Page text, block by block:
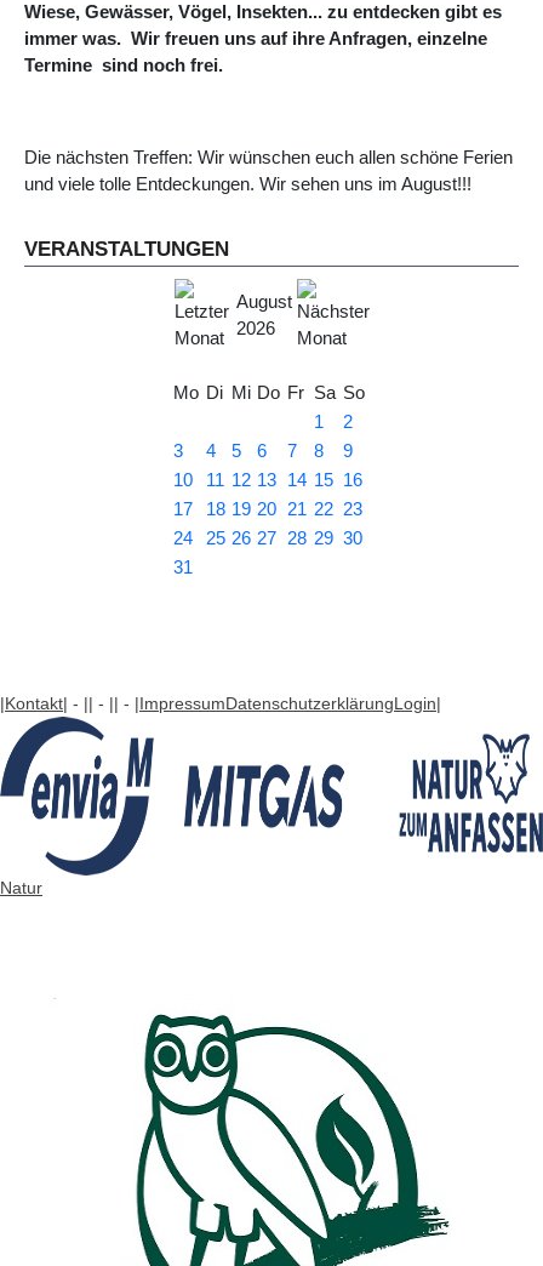
Wiese, Gewässer, Vögel, Insekten... zu entdecken gibt es
immer was. Wir freuen uns auf ihre Anfragen, einzelne
Termine sind noch frei.
Die nächsten Treffen: Wir wünschen euch allen schöne Ferien
und viele tolle Entdeckungen. Wir sehen uns im August!!!
VERANSTALTUNGEN
August
2026
Mo Di Mi Do Fr Sa So
1
2
3
4 5 6 7 8
9
10
11 12 13 14 15 16
17
18 19 20 21 22 23
24
25 26 27 28 29 30
31
|Kontakt| - || - || - |ImpressumDatenschutzerklärungLogin|
Natur